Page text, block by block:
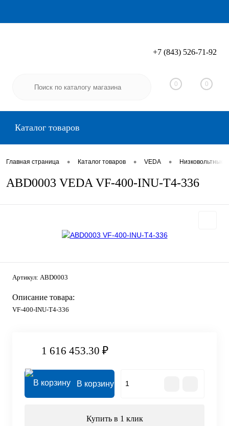
Вход Регистрация
+7 (843) 526-71-92
0 0
Каталог товаров
Главная страница • Каталог товаров • VEDA •
ABD0003 VEDA VF-400-INU-T4-336
Артикул: ABD0003
Описание товара:
VF-400-INU-T4-336
1 616 453.30 ₽
В корзину
Купить в 1 клик